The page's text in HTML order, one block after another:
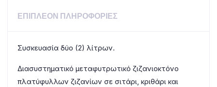
ΕΠΙΠΛΈΟΝ ΠΛΗΡΟΦΟΡΊΕΣ
Συσκευασία δύο (2) λίτρων.
Διασυστηματικό μεταφυτρωτικό ζιζανιοκτόνο
πλατύφυλλων ζιζανίων σε σιτάρι, κριθάρι και